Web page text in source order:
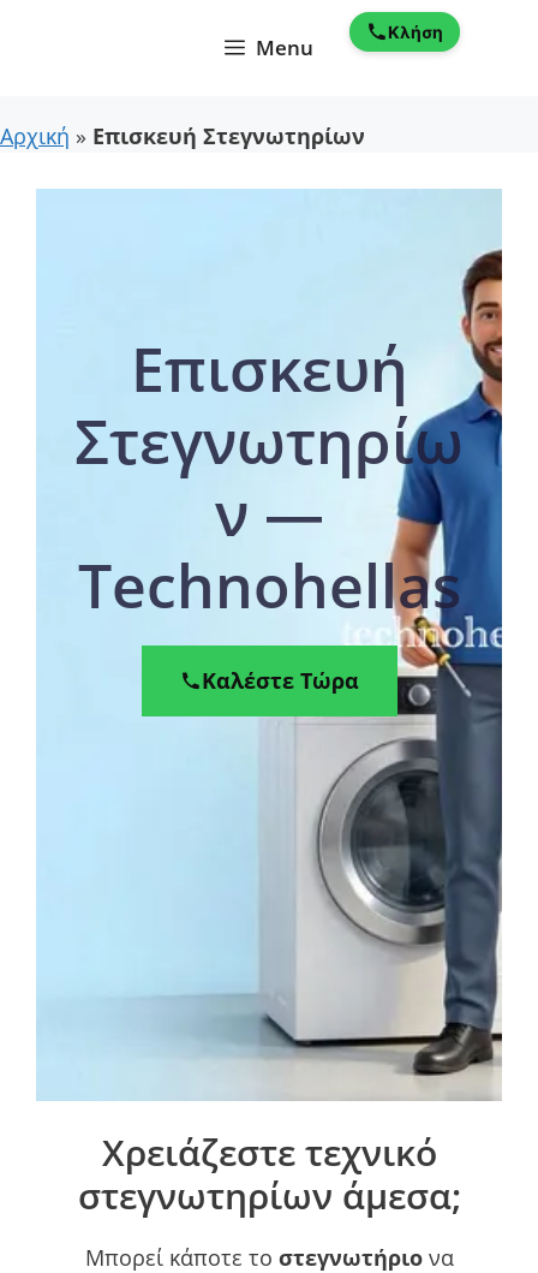
Κλήση
Menu
Αρχική » Επισκευή Στεγνωτηρίων
Επισκευή
Στεγνωτηρίω
ν —
Technohellas
Καλέστε Τώρα
Χρειάζεστε τεχνικό
στεγνωτηρίων άμεσα;
Μπορεί κάποτε το στεγνωτήριονα